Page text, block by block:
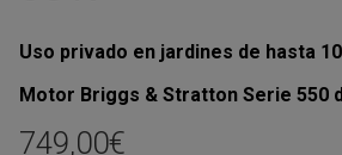
Uso privado en jardines de hasta
Motor Briggs & Stratton Serie 550
749,00€